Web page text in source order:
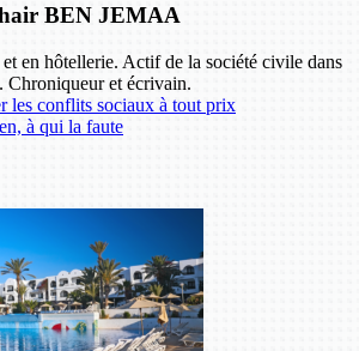
BEN JEMAA
en hôtellerie. Actif de la société civile dans
Chroniqueur et écrivain.
les conflits sociaux à tout prix
à qui la faute